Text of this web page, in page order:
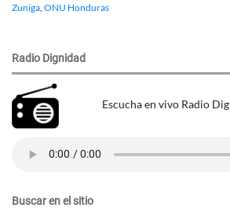
Zuniga ONU Honduras
Radio Dignidad
Escucha en vivo Radio
Buscar en el sitio